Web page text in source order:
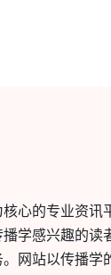
心的专业资讯
学感兴趣的读
网站以传播学